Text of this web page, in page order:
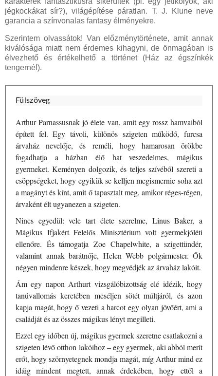
jégkockákat sír?), világépítése páratlan. T. J. Klune neve
garancia a színvonalas fantasy élményekre.
Szerintem olvassátok! Van előzménytörténete, amit annak
kiválósága miatt nem érdemes kihagyni, de önmagában is
élvezhető és értékelhető a történet (Ház az égszínkék
tengernél).
Fülszöveg
Arthur ​Parnassusnak jó élete van, amit egy rossz hamvaiból
épített fel. Egy távoli, különös szigeten működő, furcsa
árvaház nevelője, és reméli, hogy hamarosan örökbe
fogadhatja a házban élő hat veszedelmes, mágikus
gyermeket. Keményen dolgozik, és teljes szívéből szereti a
csöppségeket, hogy egyikük se kelljen megismernie soha azt
a magányt és kínt, amit ő tapasztalt meg, amikor réges-régen,
árvaként élt ugyanezen a szigeten.
Nincs egyedül: vele tart élete szerelme, Linus Baker, a
Mágikus Ifjakért Felelős Minisztérium volt gyermekjóléti
ellenőre. És támogatja Zoe Chapelwhite, a szigettündér,
valamint annak barátnője, Helen Webb polgármester. Ők
négyen mindenre készek, hogy megvédjék az árvaház lakóit.
Ám egy napon Arthurt vizsgálóbizottság elé idézik, hogy
tanúvallomás keretében meséljen sötét múltjáról, és azon
kapja magát, hogy ő vezeti a harcot egy olyan jövőért, ami a
családját és az összes mágikus lényt megilleti.
Ezzel egy időben új, mágikus gyermek szeretne csatlakozni a
szigeten lévő otthon lakóihoz – egy gyermek, aki abból merít
erőt, hogy szörnyetegnek mondja magát, míg Arthur mind ez
idáig mindent megtett, annak érdekében, hogy ettől a